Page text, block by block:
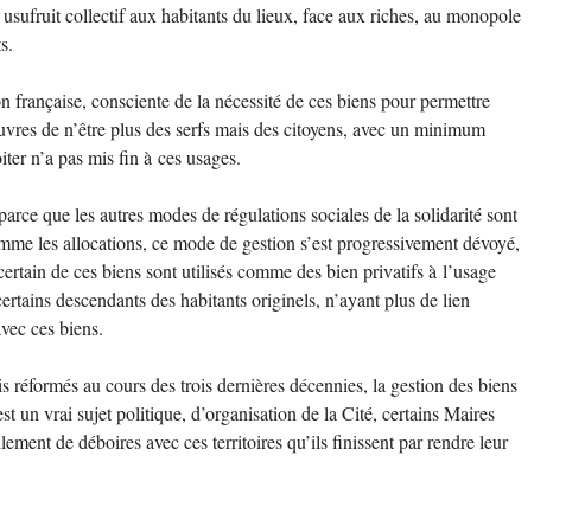
collectif aux habitants du lieux, face aux riches, au monopole
française, consciente de la nécessité de ces biens pour permettre
de n’être plus des serfs mais des citoyens, avec un minimum
n’a pas mis fin à ces usages.
que les autres modes de régulations sociales de la solidarité sont
les allocations, ce mode de gestion s’est progressivement dévoyé,
de ces biens sont utilisés comme des bien privatifs à l’usage
descendants des habitants originels, n’ayant plus de lien
ces biens.
réformés au cours des trois dernières décennies, la gestion des biens
un vrai sujet politique, d’organisation de la Cité, certains Maires
de déboires avec ces territoires qu’ils finissent par rendre leur